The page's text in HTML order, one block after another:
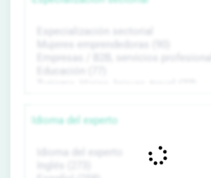
Idioma del experto